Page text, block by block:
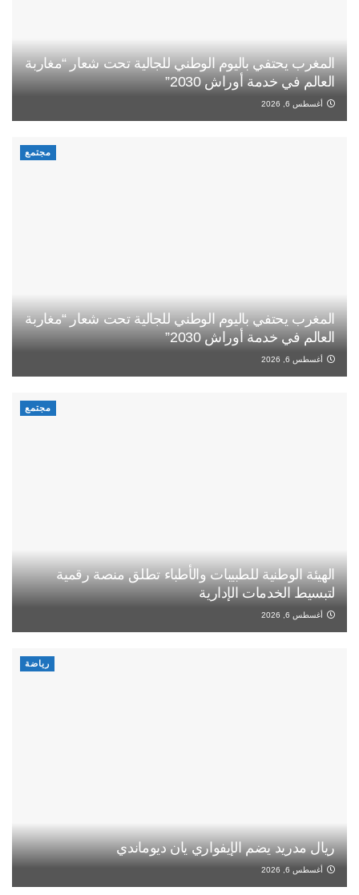
المغرب يحتفي باليوم الوطني للجالية تحت شعار “مغاربة
العالم في خدمة أوراش 2030”
أغسطس 6, 2026
مجتمع
المغرب يحتفي باليوم الوطني للجالية تحت شعار “مغاربة
العالم في خدمة أوراش 2030”
أغسطس 6, 2026
مجتمع
الهيئة الوطنية للطبيبات والأطباء تطلق منصة رقمية
لتبسيط الخدمات الإدارية
أغسطس 6, 2026
رياضة
ريال مدريد يضم الإيفواري يان ديوماندي
أغسطس 6, 2026